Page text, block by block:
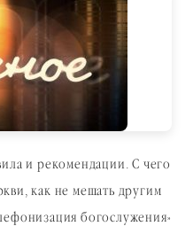
и рекомендации. С чего
как не мешать другим
богослужения»